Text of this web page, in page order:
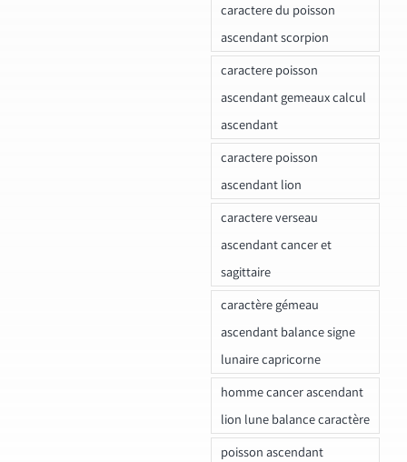
caractere du poisson
ascendant scorpion
caractere poisson
ascendant gemeaux calcul
ascendant
caractere poisson
ascendant lion
caractere verseau
ascendant cancer et
sagittaire
caractère gémeau
ascendant balance signe
lunaire capricorne
homme cancer ascendant
lion lune balance caractère
poisson ascendant